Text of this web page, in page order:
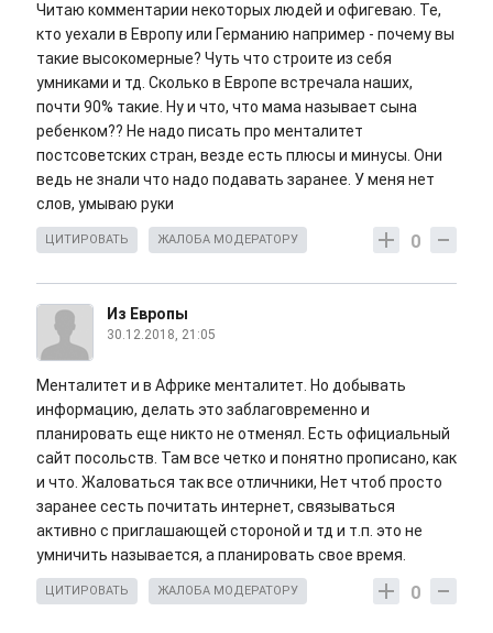
Читаю комментарии некоторых людей и офигеваю. Те,
кто уехали в Европу или Германию например - почему вы
такие высокомерные? Чуть что строите из себя
умниками и тд. Сколько в Европе встречала наших,
почти 90% такие. Ну и что, что мама называет сына
ребенком?? Не надо писать про менталитет
постсоветских стран, везде есть плюсы и минусы. Они
ведь не знали что надо подавать заранее. У меня нет
слов, умываю руки
0
ЦИТИРОВАТЬ ЖАЛОБА МОДЕРАТОРУ
Из Европы
30.12.2018, 21:05
Менталитет и в Африке менталитет. Но добывать
информацию, делать это заблаговременно и
планировать еще никто не отменял. Есть официальный
сайт посольств. Там все четко и понятно прописано, как
и что. Жаловаться так все отличники, Нет чтоб просто
заранее сесть почитать интернет, связываться
активно с приглашающей стороной и тд и т.п. это не
умничить называется, а планировать свое время.
0
ЦИТИРОВАТЬ ЖАЛОБА МОДЕРАТОРУ